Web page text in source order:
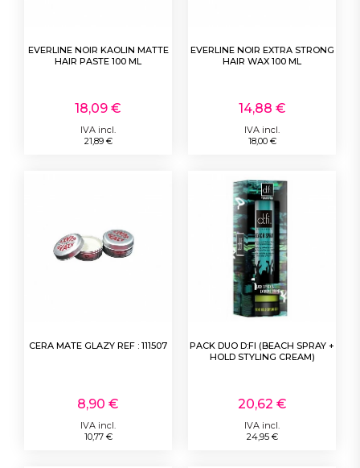
EVERLINE NOIR KAOLIN MATTE
HAIR PASTE 100 ML
18,09 €
IVA incl.
21,89 €
EVERLINE NOIR EXTRA STRONG
HAIR WAX 100 ML
14,88 €
IVA incl.
18,00 €
CERA MATE GLAZY REF : 111507
8,90 €
IVA incl.
10,77 €
PACK DUO D:FI (BEACH SPRAY +
HOLD STYLING CREAM)
20,62 €
IVA incl.
24,95 €